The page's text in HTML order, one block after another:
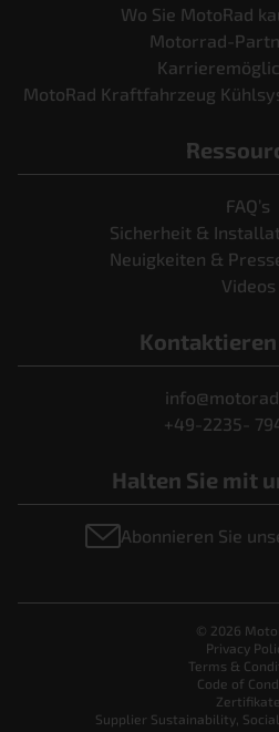
Wo Sie MotoRad
Motorrad-
MotoRad Kraftfahrzeug
FAQ’s
Sicherheit &
Neuigkeiten &
Videos
Kontaktieren
+49-2235-
Halten Sie mit
Abonnieren Sie
© 2026
Privacy
Terms &
Code of
Zertifikate
Supplier Sustainability,